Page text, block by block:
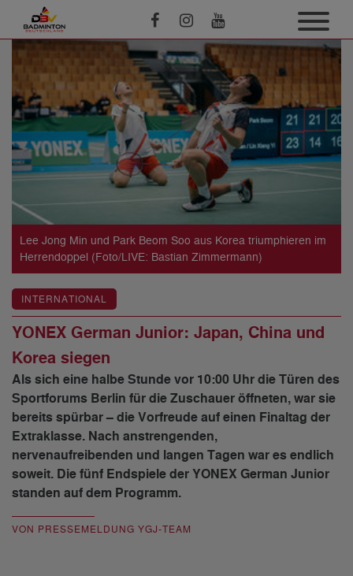
Lee Jong Min und Park Beom Soo aus Korea triumphieren im
Herrendoppel (Foto/LIVE: Bastian Zimmermann)
INTERNATIONAL
YONEX German Junior: Japan, China und
Korea siegen
Als sich eine halbe Stunde vor 10:00 Uhr die Türen des
Sportforums Berlin für die Zuschauer öffneten, war sie
bereits spürbar – die Vorfreude auf einen Finaltag der
Extraklasse. Nach anstrengenden,
nervenaufreibenden und langen Tagen war es endlich
soweit. Die fünf Endspiele der YONEX German Junior
standen auf dem Programm.
VON PRESSEMELDUNG YGJ-TEAM